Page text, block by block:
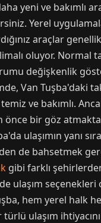
yeni ve bakımlı
Yerel
araçlar
oluyor. Normal
değişkenlik
Van Tuşba'daki
ve bakımlı.
önce bir göz
ulaşımın yanı
de bahsetmek
gibi farklı
ulaşım seçenekleri
hem yerel halk
ulaşım ihtiyacını